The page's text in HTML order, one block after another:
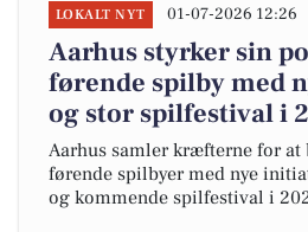
LOKALT NYT 01-07-2026 12:26
Aarhus styrker sin
førende spilby med
og stor spilfestival i
Aarhus samler kræfterne for at
førende spilbyer med nye
og kommende spilfestival i